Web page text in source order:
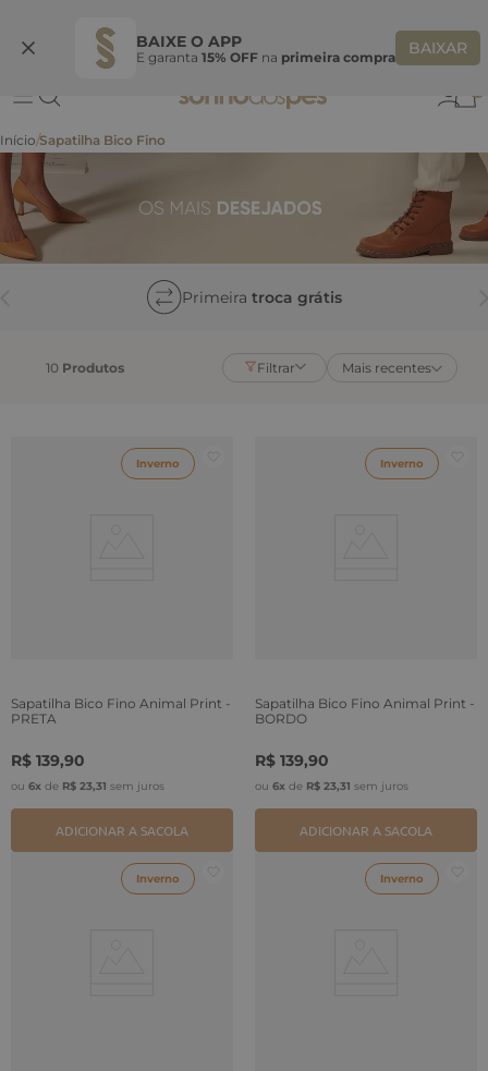
BAIXE O APP
E garanta 15% OFF na primeira compra BAIXAR
Ganhe 10% OFF na coleção utilizando o código do seu vendedor*
Sapatilha Bico Fino
Primeira troca grátis
10 Produtos Filtrar Mais recentes
Inverno
Sapatilha Bico Fino Animal Print -
PRETA
R$ 139,90
ou 6x de R$ 23,31 sem juros
ADICIONAR A SACOLA
Inverno
Sapatilha Bico Fino Animal Print -
BORDO
R$ 139,90
ou 6x de R$ 23,31 sem juros
ADICIONAR A SACOLA
Inverno Inverno